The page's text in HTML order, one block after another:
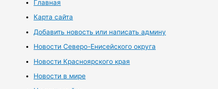
Главная
Карта сайта
Добавить новость или написать админу
Новости Северо-Енисейского округа
Новости Красноярского края
Новости в мире